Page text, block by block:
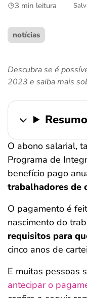
benefícios
crédito fácil
ferramentas
3 min leitura
notícias
Descubra se é
2023 e saiba mais
O abono salarial,
Programa de
benefício pago
trabalhadores de
O pagamento é
nascimento do
requisitos para
cinco anos de
E muitas pessoas
antecipar o